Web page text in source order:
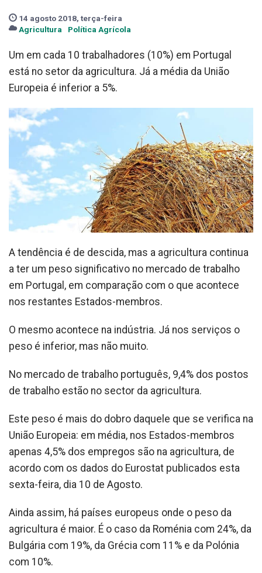
14 agosto 2018, terça-feira
Agricultura
Política Agrícola
Um em cada 10 trabalhadores (10%) em Portugal
está no setor da agricultura. Já a média da União
Europeia é inferior a 5%.
A tendência é de descida, mas a agricultura continua
a ter um peso significativo no mercado de trabalho
em Portugal, em comparação com o que acontece
nos restantes Estados-membros.
O mesmo acontece na indústria. Já nos serviços o
peso é inferior, mas não muito.
No mercado de trabalho português, 9,4% dos postos
de trabalho estão no sector da agricultura.
Este peso é mais do dobro daquele que se verifica na
União Europeia: em média, nos Estados-membros
apenas 4,5% dos empregos são na agricultura, de
acordo com os dados do Eurostat publicados esta
sexta-feira, dia 10 de Agosto.
Ainda assim, há países europeus onde o peso da
agricultura é maior. É o caso da Roménia com 24%, da
Bulgária com 19%, da Grécia com 11% e da Polónia
com 10%.